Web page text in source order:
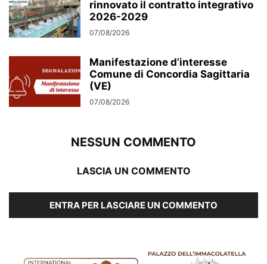
rinnovato il contratto integrativo
2026-2029
07/08/2026
Manifestazione d’interesse
Comune di Concordia Sagittaria
(VE)
07/08/2026
NESSUN COMMENTO
LASCIA UN COMMENTO
ENTRA PER LASCIARE UN COMMENTO